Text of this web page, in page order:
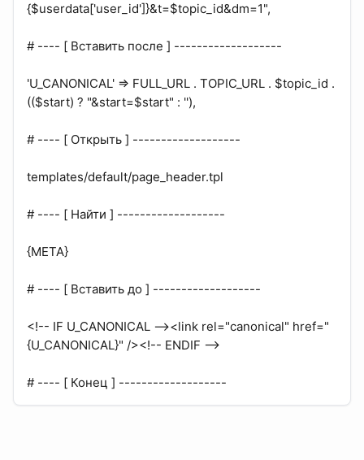
{$userdata['user_id']}&t=$topic_id&dm=1",
# ---- [ Вставить после ] -------------------
'U_CANONICAL' => FULL_URL . TOPIC_URL . $topic_id .
(($start) ? "&start=$start" : ''),
# ---- [ Открыть ] -------------------
templates/default/page_header.tpl
# ---- [ Найти ] -------------------
{META}
# ---- [ Вставить до ] -------------------
<!-- IF U_CANONICAL --><link rel="canonical" href="
{U_CANONICAL}" /><!-- ENDIF -->
# ---- [ Конец ] -------------------